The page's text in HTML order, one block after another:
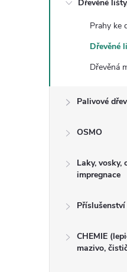
Dřevěné
Prahy ke
Dřevěné
Dřevěná
Palivové
OSMO
Laky, vosky,
impregnace
Příslušenství
CHEMIE
mazivo,